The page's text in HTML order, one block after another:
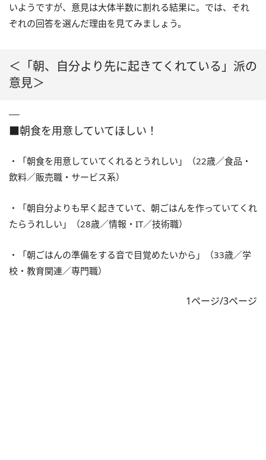
いようですが、意見は大体半数に割れる結果に。では、それ
ぞれの回答を選んだ理由を見てみましょう。
＜「朝、自分より先に起きてくれている」派の
意見＞
■朝食を用意していてほしい！
・「朝食を用意していてくれるとうれしい」（22歳／食品・
飲料／販売職・サービス系）
・「朝自分よりも早く起きていて、朝ごはんを作っていてくれ
たらうれしい」（28歳／情報・IT／技術職）
・「朝ごはんの準備をする音で目覚めたいから」（33歳／学
校・教育関連／専門職）
1ページ/3ページ